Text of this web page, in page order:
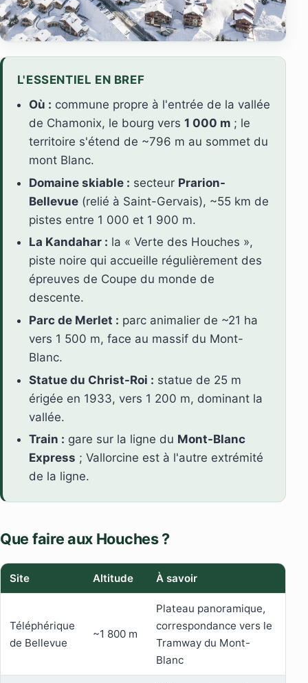
L'ESSENTIEL EN BREF
Où : commune propre à l'entrée de la vallée
de Chamonix, le bourg vers1 000 m ; le
territoire s'étend de ~796 m au sommet du
mont Blanc.
Domaine skiable : secteur Prarion-
Bellevue (relié à Saint-Gervais), ~55 km de
pistes entre 1 000 et 1 900 m.
La Kandahar : la « Verte des Houches »,
piste noire qui accueille régulièrement des
épreuves de Coupe du monde de
descente.
Parc de Merlet : parc animalier de ~21 ha
vers 1 500 m, face au massif du Mont-
Blanc.
Statue du Christ-Roi : statue de 25 m
érigée en 1933, vers 1 200 m, dominant la
vallée.
Train : gare sur la ligne du Mont-Blanc
Express ; Vallorcine est à l'autre extrémité
de la ligne.
Que faire aux Houches ?
Site Altitude À savoir
Téléphérique
de Bellevue
~1 800 m
Plateau panoramique,
correspondance vers le
Tramway du Mont-
Blanc